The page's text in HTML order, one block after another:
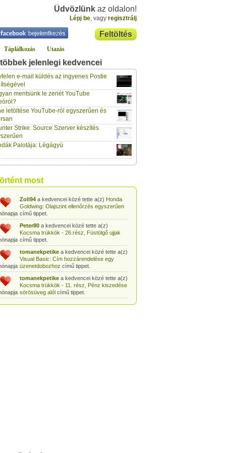
Üdvözlünk az oldalon!
Lépj be, vagy regisztrálj
Feltöltés
Táplálkozás Utazás
jelenlegi kedvencei
e-mail küldés az ingyenes Postie
mentsünk le zenét YouTube
letöltése YouTube-ról egyszerűen és
Strike: Source Szerver készítés
Palotája: Légágyú
most
klaus70a kedvencei közé tette a(z)
Lockerz meghívó és regisztrációcímű
tippet.
vidazoltan a kedvencei közé tette a(z)
Hogyan csinálják a négy ász kártyatrükköt?
című tippet.
Egyszerű kártyatrükk: Kártyalap kitalálása
trükkösen
vidazoltana kedvencei közé tette a(z)
kártyalap a pakli tetejéncímű tippet.
Egyszerű kártyatrükk: STOP!
Zoli94a kedvencei közé tette a(z) Honda
Goldwing: Olajszint ellenőrzés egyszerűen
című tippet.
Peter80a kedvencei közé tette a(z)
Kocsma trükkök - 26.rész, Füstölgő ujjak
című tippet.
tomanekpetikea kedvencei közé tette a(z)
Visual Basic: Cím hozzárendelése egy
üzenetdobozhoz című tippet.
tomanekpetikea kedvencei közé tette a(z)
Kocsma trükkök - 11. rész, Pénz kiszedése
sörösüveg alólcímű tippet.
tomanekpetikea kedvencei közé tette a(z)